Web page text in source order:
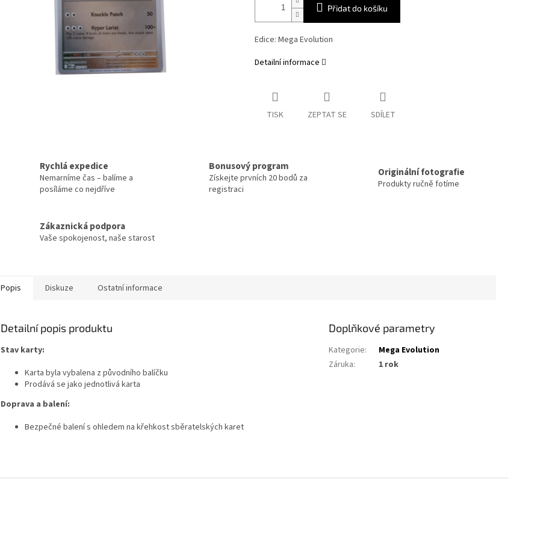
Přidat do košíku
Edice: Mega Evolution
Detailní informace
TISK ZEPTAT SE SDÍLET
Rychlá expedice
Nemarníme čas – balíme a
posíláme co nejdříve
Bonusový program
Získejte prvních 20 bodů za
registraci
Originální fotografie
Produkty ručně fotíme
Zákaznická podpora
Vaše spokojenost, naše starost
Popis Diskuze Ostatní informace
Detailní popis produktu
Stav karty:
Karta byla vybalena z původního balíčku
Prodává se jako jednotlivá karta
Doprava a balení:
Bezpečné balení s ohledem na křehkost sběratelských karet
Doplňkové parametry
Kategorie:
Mega Evolution
Záruka: 1 rok